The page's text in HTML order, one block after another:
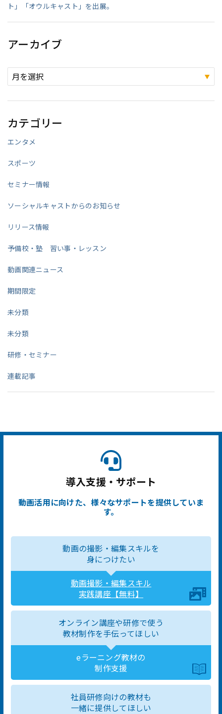
ト」「オウルキャスト」を出展。
アーカイブ
カテゴリー
エンタメ
スポーツ
セミナー情報
ソーシャルキャストからのお知らせ
リリース情報
予備校・塾 習い事・レッスン
動画関連ニュース
期間限定
未分類
未分類
研修・セミナー
連載記事
導入支援・サポート
動画活用に向けた、様々なサポートを提供していま
す。
動画の撮影・編集スキルを
身につけたい
動画撮影・編集スキル
実践講座【無料】
オンライン講座や研修で使う
教材制作を手伝ってほしい
eラーニング教材の
制作支援
社員研修向けの教材も
一緒に提供してほしい